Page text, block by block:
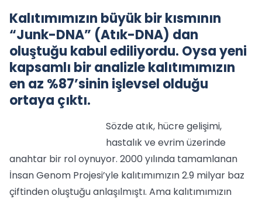
Kalıtımımızın büyük bir kısmının
“Junk-DNA” (Atık-DNA) dan
oluştuğu kabul ediliyordu. Oysa yeni
kapsamlı bir analizle kalıtımımızın
en az %87’sinin işlevsel olduğu
ortaya çıktı.
Sözde atık, hücre gelişimi,
hastalık ve evrim üzerinde
anahtar bir rol oynuyor. 2000 yılında tamamlanan
İnsan Genom Projesi’yle kalıtımımızın 2.9 milyar baz
çiftinden oluştuğu anlaşılmıştı. Ama kalıtımımızın